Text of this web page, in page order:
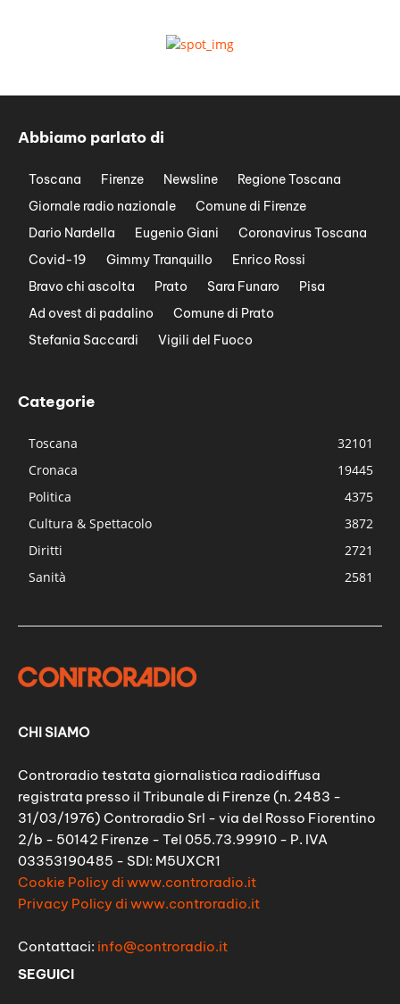
Abbiamo parlato di
Toscana Firenze Newsline
Regione Toscana
Giornale radio nazionale
Comune di Firenze
Dario Nardella
Eugenio Giani
Coronavirus Toscana
Covid-19
Gimmy Tranquillo
Enrico Rossi
Bravo chi ascolta
Prato Sara Funaro
Pisa
Ad ovest di padalino
Comune di Prato
Stefania Saccardi
Vigili del Fuoco
Categorie
Toscana
32101
Cronaca
19445
Politica
4375
Cultura & Spettacolo
3872
Diritti
2721
Sanità
2581
CHI SIAMO
Controradio testata giornalistica radiodiffusa
registrata presso il Tribunale di Firenze (n. 2483 -
31/03/1976) Controradio Srl - via del Rosso Fiorentino
2/b - 50142 Firenze - Tel 055.73.99910 - P. IVA
03353190485 - SDI: M5UXCR1
Cookie Policy di www.controradio.it
Privacy Policy di www.controradio.it
Contattaci: info@controradio.it
SEGUICI